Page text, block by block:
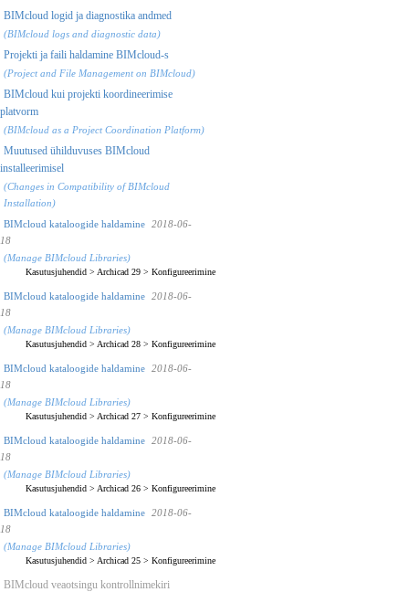
BIMcloud logid ja diagnostika andmed
(BIMcloud logs and diagnostic data)
Projekti ja faili haldamine BIMcloud-s
(Project and File Management on BIMcloud)
BIMcloud kui projekti koordineerimise
platvorm
(BIMcloud as a Project Coordination Platform)
Muutused ühilduvuses BIMcloud
installeerimisel
(Changes in Compatibility of BIMcloud
Installation)
BIMcloud kataloogide haldamine
2018-06-
18
(Manage BIMcloud Libraries)
Kasutusjuhendid > Archicad 29 > Konfigureerimine
BIMcloud kataloogide haldamine
2018-06-
18
(Manage BIMcloud Libraries)
Kasutusjuhendid > Archicad 28 > Konfigureerimine
BIMcloud kataloogide haldamine
2018-06-
18
(Manage BIMcloud Libraries)
Kasutusjuhendid > Archicad 27 > Konfigureerimine
BIMcloud kataloogide haldamine
2018-06-
18
(Manage BIMcloud Libraries)
Kasutusjuhendid > Archicad 26 > Konfigureerimine
BIMcloud kataloogide haldamine
2018-06-
18
(Manage BIMcloud Libraries)
Kasutusjuhendid > Archicad 25 > Konfigureerimine
BIMcloud veaotsingu kontrollnimekiri